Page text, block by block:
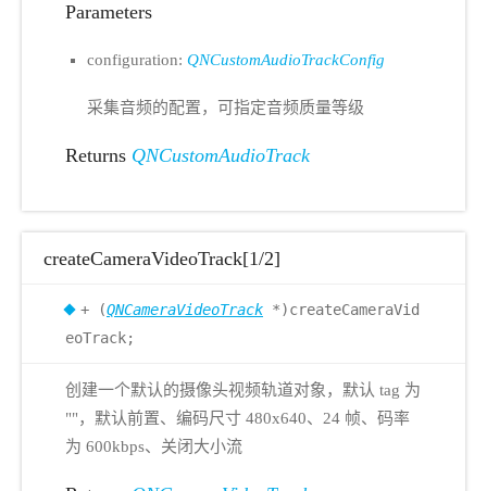
Parameters
configuration: QNCustomAudioTrackConfig
采集音频的配置，可指定音频质量等级
Returns QNCustomAudioTrack
createCameraVideoTrack[1/2]
+ (QNCameraVideoTrack *)createCameraVid
eoTrack;
创建一个默认的摄像头视频轨道对象，默认 tag 为
""，默认前置、编码尺寸 480x640、24 帧、码率
为 600kbps、关闭大小流